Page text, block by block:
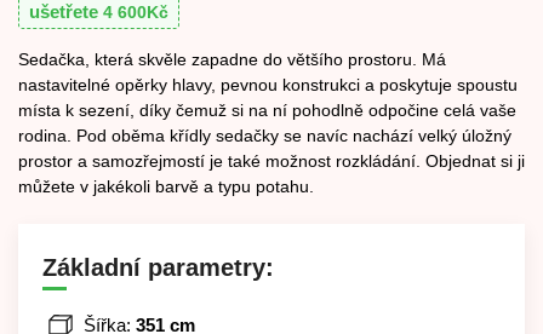
ušetřete 4 600Kč
Sedačka, která skvěle zapadne do většího prostoru. Má
nastavitelné opěrky hlavy, pevnou konstrukci a poskytuje spoustu
místa k sezení, díky čemuž si na ní pohodlně odpočine celá vaše
rodina. Pod oběma křídly sedačky se navíc nachází velký úložný
prostor a samozřejmostí je také možnost rozkládání. Objednat si ji
můžete v jakékoli barvě a typu potahu.
Základní parametry:
Šířka: 351 cm